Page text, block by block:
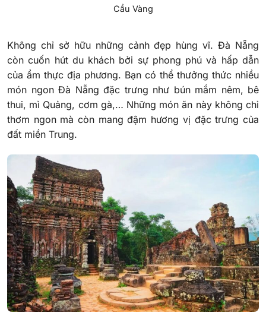
Cầu Vàng
Không chỉ sở hữu những cảnh đẹp hùng vĩ. Đà Nẵng
còn cuốn hút du khách bởi sự phong phú và hấp dẫn
của ẩm thực địa phương. Bạn có thể thưởng thức nhiều
món ngon Đà Nẵng đặc trưng như bún mắm nêm, bê
thui, mì Quảng, cơm gà,… Những món ăn này không chỉ
thơm ngon mà còn mang đậm hương vị đặc trưng của
đất miền Trung.